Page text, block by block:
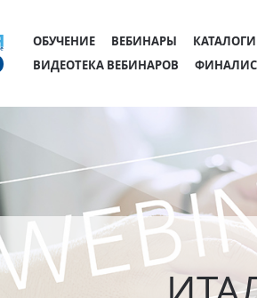
ОБУЧЕНИЕ ВЕБИНАРЫ КАТАЛОГИ
ВИДЕОТЕКА ВЕБИНАРОВ